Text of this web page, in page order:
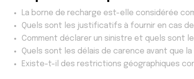
La borne de recharge est-elle considérée
Quels sont les justificatifs à fournir en cas
Comment déclarer un sinistre et quels sont
Quels sont les délais de carence avant que
Existe-t-il des restrictions géographiques